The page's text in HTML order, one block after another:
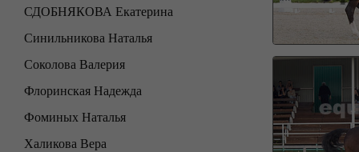
СДОБНЯКОВА Екатерина
Синильникова Наталья
Соколова Валерия
Флоринская Надежда
Фоминых Наталья
Халикова Вера